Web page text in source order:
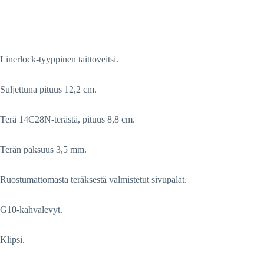
Linerlock-tyyppinen taittoveitsi.
Suljettuna pituus 12,2 cm.
Terä 14C28N-terästä, pituus 8,8 cm.
Terän paksuus 3,5 mm.
Ruostumattomasta teräksestä valmistetut sivupalat.
G10-kahvalevyt.
Klipsi.